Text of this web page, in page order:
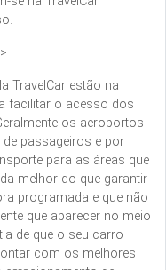
TravelCar estão na
facilitar o acesso dos
os aeroportos
passageiros e por
para as áreas que
melhor do que garantir
programada e que não
que aparecer no meio
de que o seu carro
com os melhores